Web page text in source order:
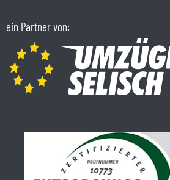
ein Partner von: